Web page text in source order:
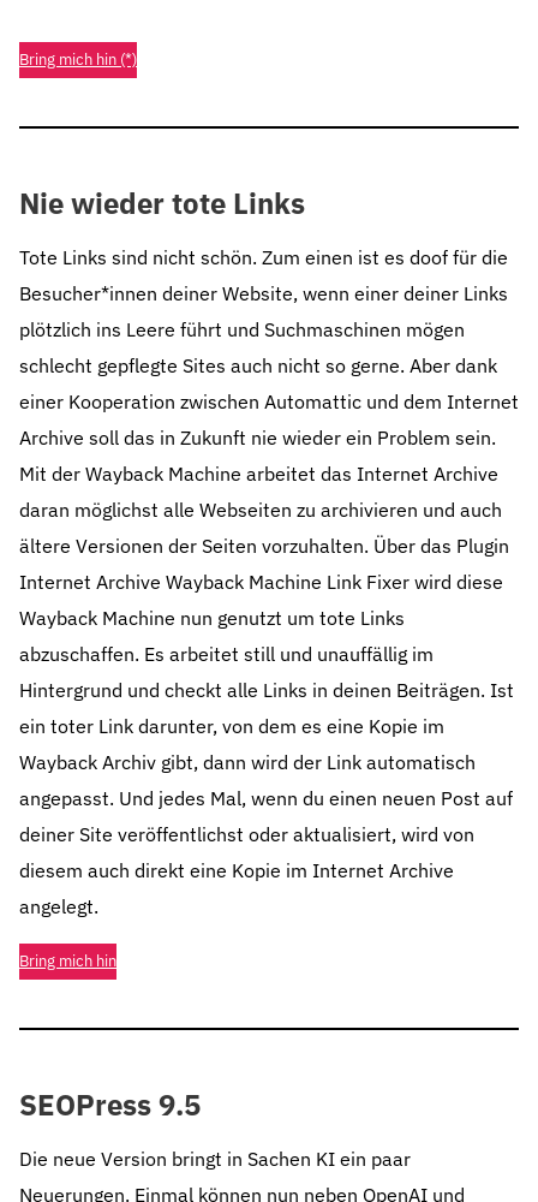
Bring mich hin (*)
Nie wieder tote Links
Tote Links sind nicht schön. Zum einen ist es doof für die
Besucher*innen deiner Website, wenn einer deiner Links
plötzlich ins Leere führt und Suchmaschinen mögen
schlecht gepflegte Sites auch nicht so gerne. Aber dank
einer Kooperation zwischen Automattic und dem Internet
Archive soll das in Zukunft nie wieder ein Problem sein.
Mit der Wayback Machine arbeitet das Internet Archive
daran möglichst alle Webseiten zu archivieren und auch
ältere Versionen der Seiten vorzuhalten. Über das Plugin
Internet Archive Wayback Machine Link Fixer wird diese
Wayback Machine nun genutzt um tote Links
abzuschaffen. Es arbeitet still und unauffällig im
Hintergrund und checkt alle Links in deinen Beiträgen. Ist
ein toter Link darunter, von dem es eine Kopie im
Wayback Archiv gibt, dann wird der Link automatisch
angepasst. Und jedes Mal, wenn du einen neuen Post auf
deiner Site veröffentlichst oder aktualisiert, wird von
diesem auch direkt eine Kopie im Internet Archive
angelegt.
Bring mich hin
SEOPress 9.5
Die neue Version bringt in Sachen KI ein paar
Neuerungen. Einmal können nun neben OpenAI und